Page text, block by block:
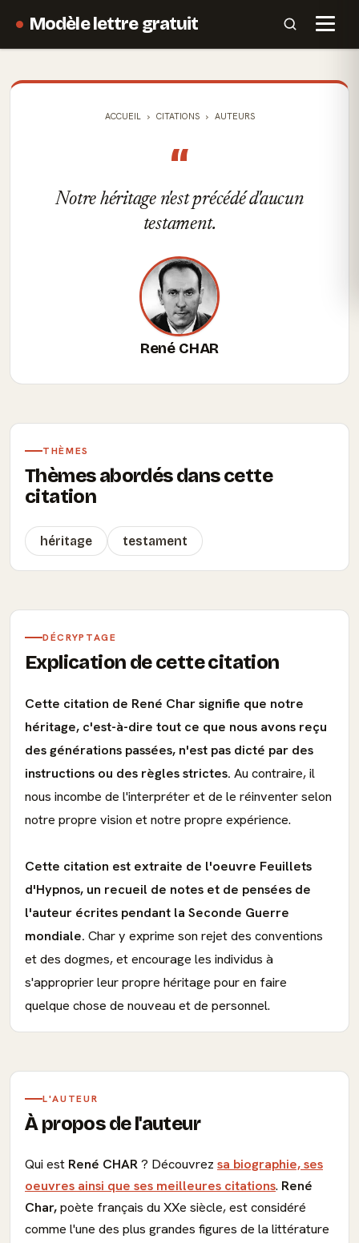
Modèle lettre gratuit
ACCUEIL CITATIONS AUTEURS
“
Notre héritage n'est précédé d'aucun
testament.
René CHAR
THÈMES
Thèmes abordés dans cette
citation
héritage testament
DÉCRYPTAGE
Explication de cette citation
Cette citation de René Char signifie que notre
héritage, c'est-à-dire tout ce que nous avons reçu
des générations passées, n'est pas dicté par des
instructions ou des règles strictes. Au contraire, il
nous incombe de l'interpréter et de le réinventer selon
notre propre vision et notre propre expérience.
Cette citation est extraite de l'oeuvre Feuillets
d'Hypnos, un recueil de notes et de pensées de
l'auteur écrites pendant la Seconde Guerre
mondiale. Char y exprime son rejet des conventions
et des dogmes, et encourage les individus à
s'approprier leur propre héritage pour en faire
quelque chose de nouveau et de personnel.
L'AUTEUR
À propos de l'auteur
Qui est René CHAR? Découvrez sa biographie, ses
oeuvres ainsi que ses meilleures citations. René
Char,poète français du XXe siècle, est considéré
comme l'une des plus grandes figures de la littérature